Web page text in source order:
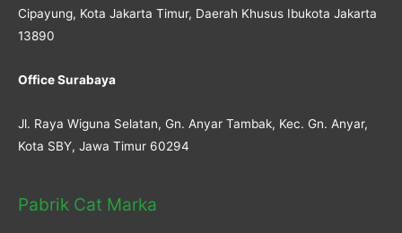
Cipayung, Kota Jakarta Timur, Daerah Khusus Ibukota Jakarta
13890
Office Surabaya
Jl. Raya Wiguna Selatan, Gn. Anyar Tambak, Kec. Gn. Anyar,
Kota SBY, Jawa Timur 60294
Pabrik Cat Marka